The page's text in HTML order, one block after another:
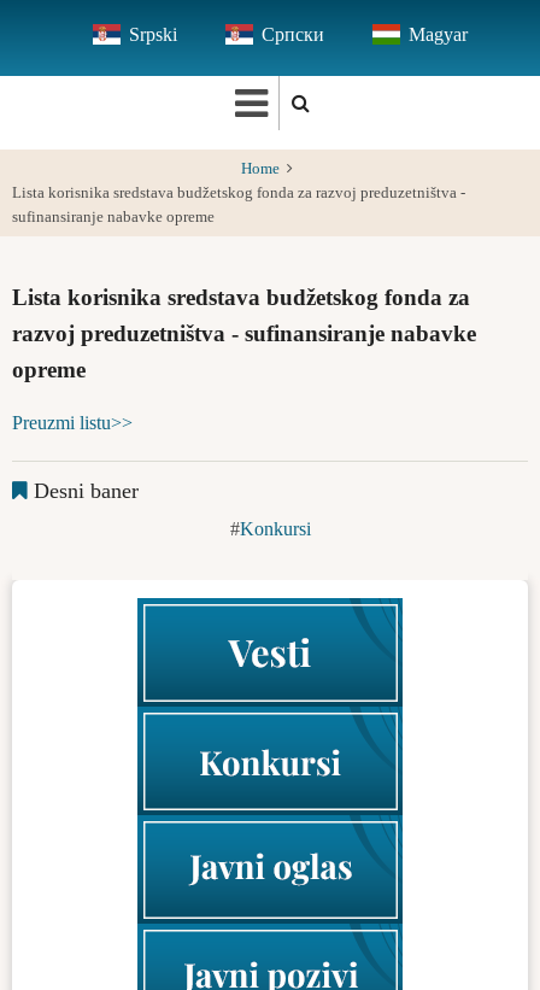
main
Srpski Српски Magyar
Home
Lista korisnika sredstava budžetskog fonda za razvoj preduzetništva -
sufinansiranje nabavke opreme
Lista korisnika sredstava budžetskog fonda za
razvoj preduzetništva - sufinansiranje nabavke
opreme
Preuzmi listu>>
Desni baner
Konkursi